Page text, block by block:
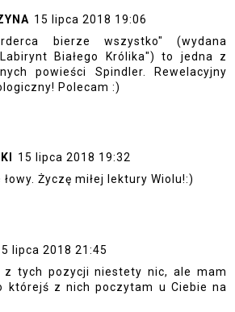
15 lipca 2018 19:06
bierze wszystko" (wydana
Białego Królika") to jedna z
powieści Spindler. Rewelacyjny
Polecam :)
15 lipca 2018 19:32
Życzę miłej lektury Wiolu!:)
lipca 2018 21:45
z tych pozycji niestety nic, ale mam
którejś z nich poczytam u Ciebie na